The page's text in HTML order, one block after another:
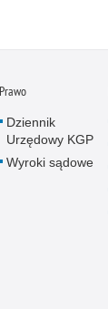
Prawo
Dziennik
Urzędowy KGP
Wyroki sądowe